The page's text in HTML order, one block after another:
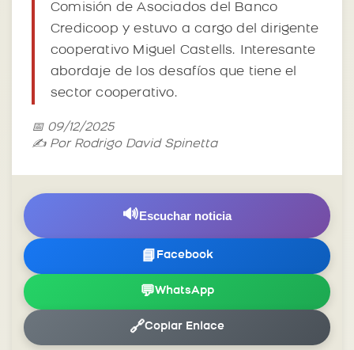
Comisión de Asociados del Banco
Credicoop y estuvo a cargo del dirigente
cooperativo Miguel Castells. Interesante
abordaje de los desafíos que tiene el
sector cooperativo.
📅 09/12/2025
✍️ Por Rodrigo David Spinetta
🔊Escuchar noticia
📘 Facebook
💬WhatsApp
🔗Copiar Enlace